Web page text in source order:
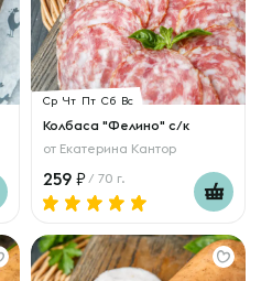
Ср Чт Пт Сб Вс
Колбаса "Фелино" с/к
от Екатерина Кантор
259 / 70 г.